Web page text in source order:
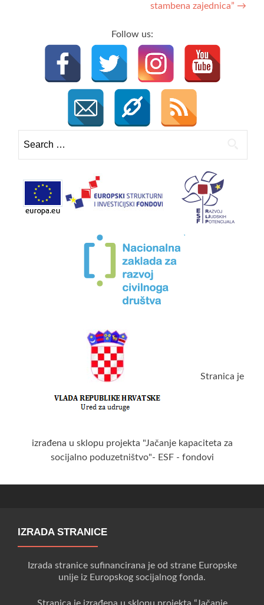
stambena zajednica” →
Follow us:
for:
Stranica je
izrađena u sklopu projekta "Jačanje kapaciteta za
socijalno poduzetništvo"- ESF - fondovi
IZRADA STRANICE
Izrada stranice sufinancirana je od strane Europske
unije iz Europskog socijalnog fonda.